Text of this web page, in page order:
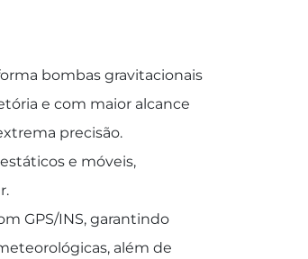
bombas gravitacionais
e com maior alcance
precisão.
e móveis,
GPS/INS, garantindo
além de